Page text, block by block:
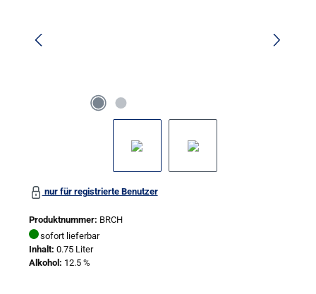
nur für registrierte Benutzer
Produktnummer: BRCH
sofort lieferbar
Inhalt: 0.75 Liter
Alkohol: 12.5 %